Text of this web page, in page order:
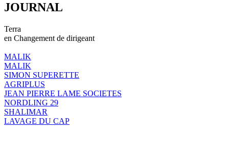
JOURNAL
Terra
en Changement de dirigeant
MALIK
MALIK
SIMON SUPERETTE
AGRIPLUS
JEAN PIERRE LAME SOCIETES
NORDLING 29
SHALIMAR
LAVAGE DU CAP